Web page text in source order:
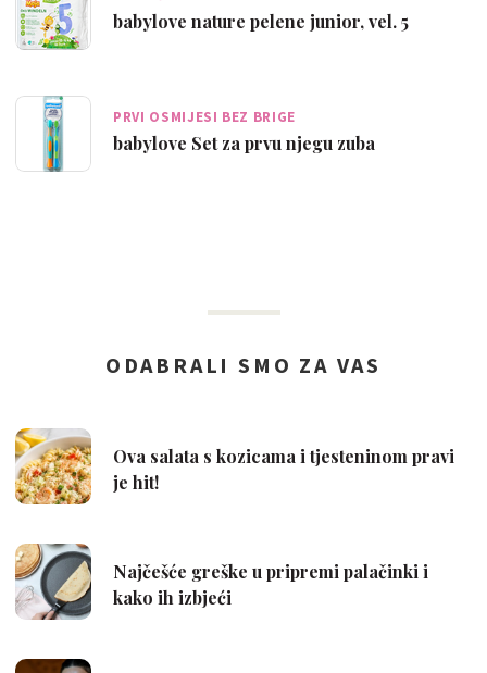
babylove nature pelene junior, vel. 5
PRVI OSMIJESI BEZ BRIGE
babylove Set za prvu njegu zuba